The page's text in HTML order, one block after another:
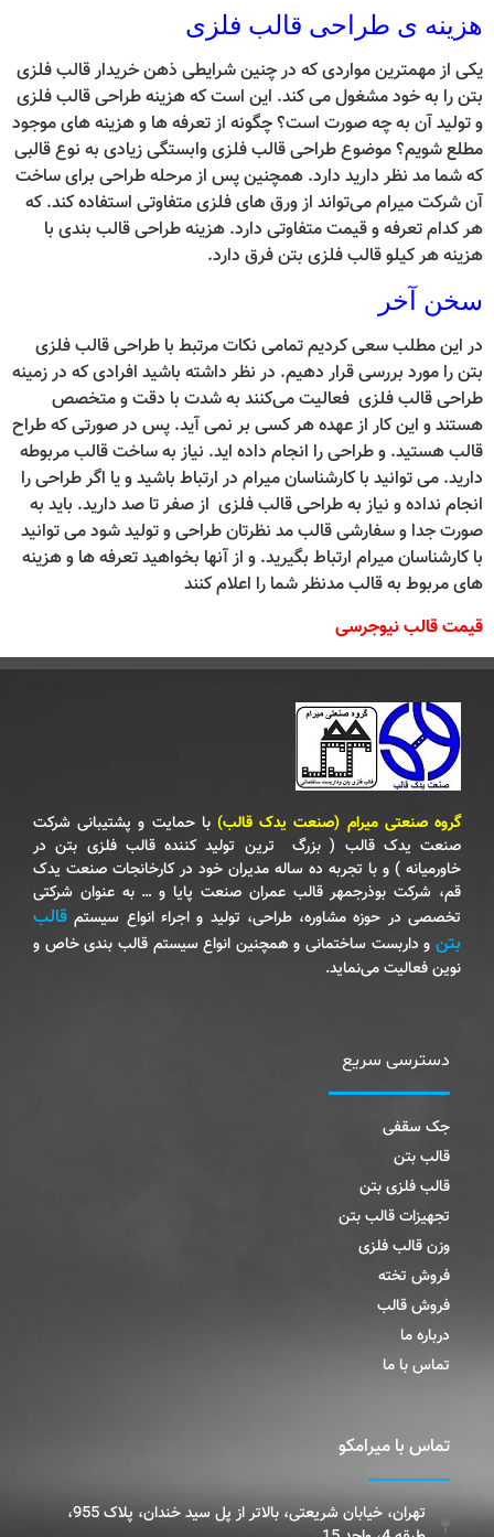
هزینه ی طراحی قالب فلزی
یکی از مهمترین مواردی که در چنین شرایطی ذهن خریدار قالب فلزی
بتن را به خود مشغول می کند. این است که هزینه طراحی قالب فلزی
و تولید آن به چه صورت است؟ چگونه از تعرفه ها و هزینه های موجود
مطلع شویم؟ موضوع طراحی قالب فلزی وابستگی زیادی به نوع قالبی
که شما مد نظر دارید دارد. همچنین پس از مرحله طراحی برای ساخت
آن شرکت میرام می‌تواند از ورق های فلزی متفاوتی استفاده کند. که
هر کدام تعرفه و قیمت متفاوتی دارد. هزینه طراحی قالب بندی با
هزینه هر کیلو قالب فلزی بتن فرق دارد.
سخن آخر
در این مطلب سعی کردیم تمامی نکات مرتبط با طراحی قالب فلزی
بتن را مورد بررسی قرار دهیم. در نظر داشته باشید افرادی که در زمینه
طراحی قالب فلزی فعالیت می‌کنند به شدت با دقت و متخصص
هستند و این کار از عهده هر کسی بر نمی آید. پس در صورتی که طراح
قالب هستید. و طراحی را انجام داده اید. نیاز به ساخت قالب مربوطه
دارید. می توانید با کارشناسان میرام در ارتباط باشید و یا اگر طراحی را
انجام نداده و نیاز به طراحی قالب فلزی از صفر تا صد دارید. باید به
صورت جدا و سفارشی قالب مد نظرتان طراحی و تولید شود می توانید
با کارشناسان میرام ارتباط بگیرید. و از آنها بخواهید تعرفه ها و هزینه
های مربوط به قالب مدنظر شما را اعلام کنند
قیمت قالب نیوجرسی
گروه صنعتی میرام (صنعت یدک قالب) با حمایت و پشتیبانی شرکت
صنعت یدک قالب ( بزرگ‌ ترین تولید کننده قالب فلزی بتن در
خاورمیانه ) و با تجربه ده ساله مدیران خود در کارخانجات صنعت یدک
قم‌، شرکت بوذرجمهر قالب عمران صنعت پایا و … به عنوان شرکتی
تخصصی در حوزه مشاوره‌، طراحی‌، تولید و اجراء انواع سیستم قالب
بتن و داربست ساختمانی و همچنین انواع سیستم قالب بندی خاص و
نوین فعالیت می‌نماید.
دسترسی سریع
جک سقفی
قالب بتن
قالب فلزی بتن
تجهیزات قالب بتن
وزن قالب فلزی
فروش تخته
فروش قالب
درباره ما
تماس با ما
تماس با میرامکو
تهران، خیابان شریعتی، بالاتر از پل سید خندان، پلاک 955،